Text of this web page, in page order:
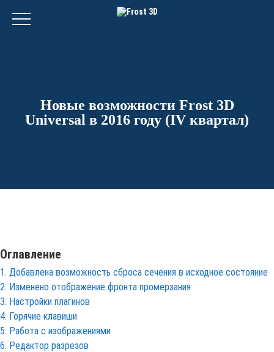
Новые возможности Frost 3D
Universal в 2016 году (IV квартал)
Оглавление
1. Добавлена возможность сброса сечения в исходное состояние
2. Изменено отображение фронта промерзания
3. Настройки плагинов
4. Горячие клавиши
5. Работа с изображениями
6. Редактор разрезов